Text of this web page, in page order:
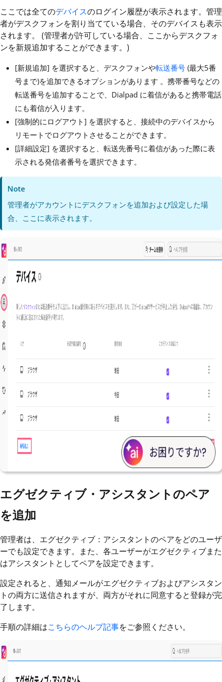
ここでは全てのデバイスのログイン履歴が表示されます。管理
者がデスクフォンを割り当てている場合、そのデバイスも表示
されます。 (管理者が許可している場合、ここからデスクフォ
ンを新規追加することができます。)
[新規追加] を選択すると、デスクフォンや転送番号 (最大5番
号まで)を追加できるオプションがあります 。携帯番号などの
転送番号を追加することで、Dialpad に着信があると携帯電話
にも着信が入ります。
[強制的にログアウト] を選択すると、接続中のデバイスから
リモートでログアウトさせることができます。
[詳細設定] を選択すると、転送先番号に着信があった際に表
示される発信者番号を選択できます。
Note
管理者がアカウントにデスクフォンを追加および設定した場
合、ここに表示されます。
エグゼクティブ・アシスタントのペア
を追加
管理者は、エグゼクティブ：アシスタントのペアをどのユーザ
ーでも設定できます。また、各ユーザーがエグゼクティブまた
はアシスタントとしてペアを設定できます。
設定されると、通知メールがエグゼクティブおよびアシスタン
トの両方に送信されますが、両方がそれに同意すると登録が完
了します。
手順の詳細はこちらのヘルプ記事をご参照ください。